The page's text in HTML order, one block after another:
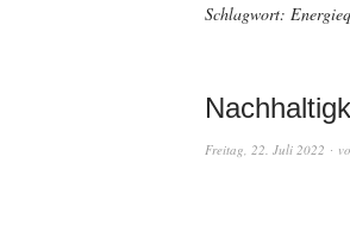
Schlagwort:
Freitag, 22. Juli 2022